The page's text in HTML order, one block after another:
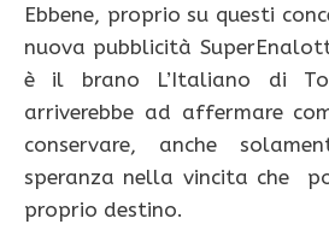
Ebbene, proprio su questi
nuova pubblicità
è il brano L’Italiano di
arriverebbe ad affermare
conservare, anche
speranza nella vincita che
proprio destino.